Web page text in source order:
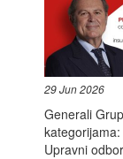
29 Jun 2026
Generali
Upravni